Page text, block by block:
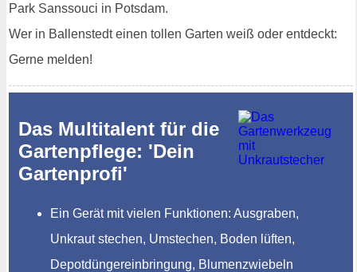
Park Sanssouci in Potsdam.
Wer in Ballenstedt einen tollen Garten weiß oder entdeckt:
Gerne melden!
Das Multitalent für die
Gartenpflege: 'Dein
Gartenprofi'
Ein Gerät mit vielen Funktionen: Ausgraben,
Unkraut stechen, Umstechen, Boden lüften,
Depotdüngereinbringung, Blumenzwiebeln